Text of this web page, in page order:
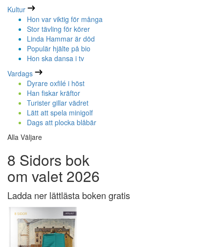
Kultur
Hon var viktig för många
Stor tävling för körer
Linda Hammar är död
Populär hjälte på bio
Hon ska dansa i tv
Vardags
Dyrare oxfilé i höst
Han fiskar kräftor
Turister gillar vädret
Lätt att spela minigolf
Dags att plocka blåbär
Alla Väljare
8 Sidors bok
om valet 2026
Ladda ner lättlästa boken gratis